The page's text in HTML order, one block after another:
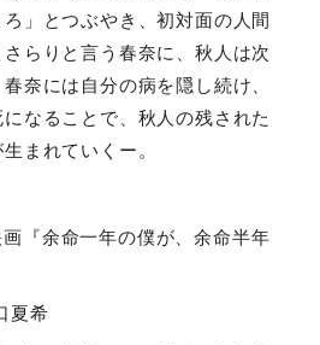
」とつぶやき、初対面の人間
らりと言う春奈に、秋人は次
奈には自分の病を隠し続け、
なることで、秋人の残された
まれていくー。
画『余命一年の僕が、余命半年
夏希